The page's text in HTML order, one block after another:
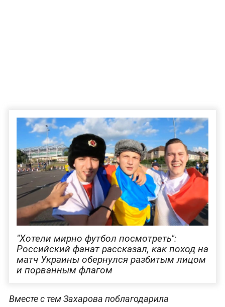
"Хотели мирно футбол посмотреть":
Российский фанат рассказал, как поход на
матч Украины обернулся разбитым лицом
и порванным флагом
Вместе с тем Захарова поблагодарила